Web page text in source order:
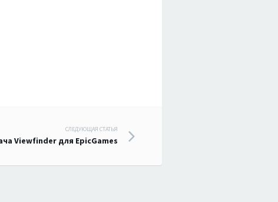
СЛЕДУЮЩАЯ СТАТЬЯ
Viewfinder для EpicGames